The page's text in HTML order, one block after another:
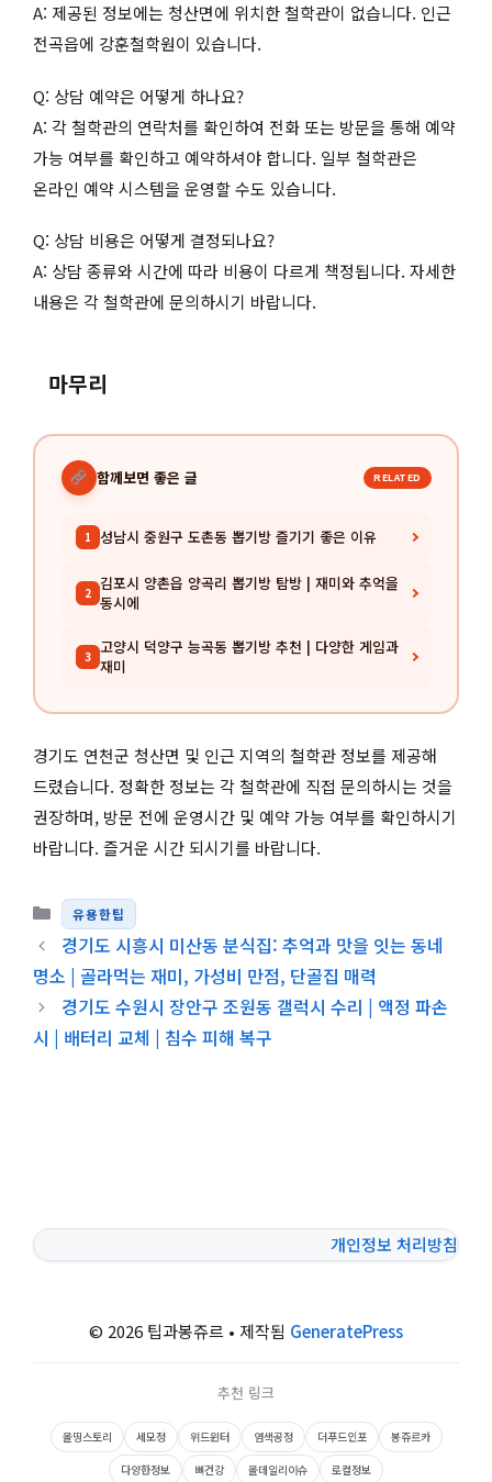
A: 제공된 정보에는 청산면에 위치한 철학관이 없습니다. 인근
전곡읍에 강훈철학원이 있습니다.
Q: 상담 예약은 어떻게 하나요?
A: 각 철학관의 연락처를 확인하여 전화 또는 방문을 통해 예약
가능 여부를 확인하고 예약하셔야 합니다. 일부 철학관은
온라인 예약 시스템을 운영할 수도 있습니다.
Q: 상담 비용은 어떻게 결정되나요?
A: 상담 종류와 시간에 따라 비용이 다르게 책정됩니다. 자세한
내용은 각 철학관에 문의하시기 바랍니다.
마무리
함께보면 좋은 글 RELATED
1 성남시 중원구 도촌동 뽑기방 즐기기 좋은 이유
2 김포시 양촌읍 양곡리 뽑기방 탐방 | 재미와 추억을
동시에
3 고양시 덕양구 능곡동 뽑기방 추천 | 다양한 게임과
재미
경기도 연천군 청산면 및 인근 지역의 철학관 정보를 제공해
드렸습니다. 정확한 정보는 각 철학관에 직접 문의하시는 것을
권장하며, 방문 전에 운영시간 및 예약 가능 여부를 확인하시기
바랍니다. 즐거운 시간 되시기를 바랍니다.
카테고리
유용한팁
경기도 시흥시 미산동 분식집: 추억과 맛을 잇는 동네
명소 | 골라먹는 재미, 가성비 만점, 단골집 매력
경기도 수원시 장안구 조원동 갤럭시 수리 | 액정 파손
시 | 배터리 교체 | 침수 피해 복구
개인정보 처리방침
© 2026 팁과봉쥬르 • 제작됨 GeneratePress
추천 링크
올띵스토리 세모정 위드윈터 염색공정 더푸드인포
봉쥬르카
다양한정보
뼈건강 올데일리이슈 로컬정보